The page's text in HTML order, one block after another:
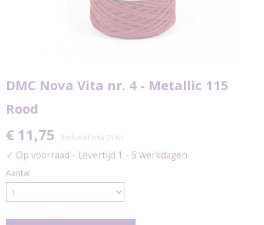
DMC Nova Vita nr. 4 - Metallic 115
Rood
€ 11,75 (inclusief btw 21%)
✓ Op voorraad - Levertijd 1 - 5 werkdagen
Aantal